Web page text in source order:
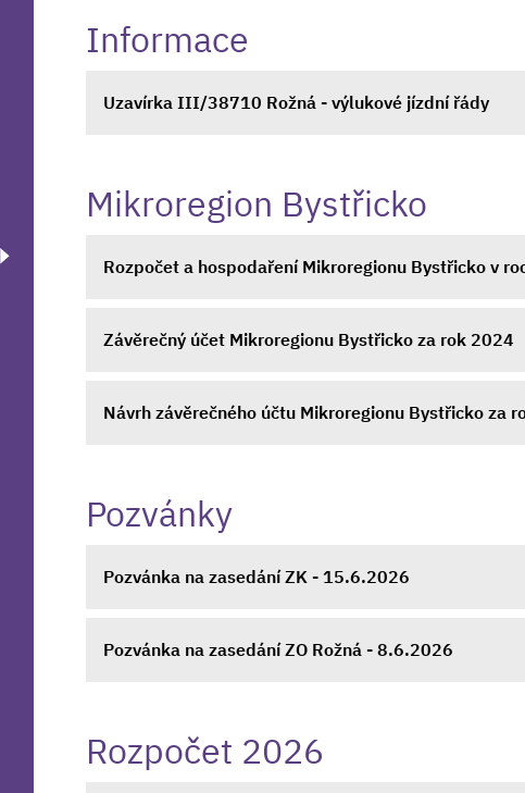
Informace
Uzavírka III/38710 Rožná - výlukové jízdní řády
Mikroregion Bystřicko
Rozpočet a hospodaření Mikroregionu Bystřicko v
Závěrečný účet Mikroregionu Bystřicko za rok 2024
Návrh závěrečného účtu Mikroregionu Bystřicko za
Pozvánky
Pozvánka na zasedání ZK - 15.6.2026
Pozvánka na zasedání ZO Rožná - 8.6.2026
Rozpočet 2026